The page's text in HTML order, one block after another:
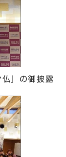
」の御披露